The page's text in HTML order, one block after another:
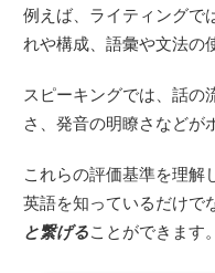
例えば、ライティングで
れや構成、語彙や文法の
スピーキングでは、話の
さ、発音の明瞭さなどが
これらの評価基準を理解
英語を知っているだけで
と繋げることができます。